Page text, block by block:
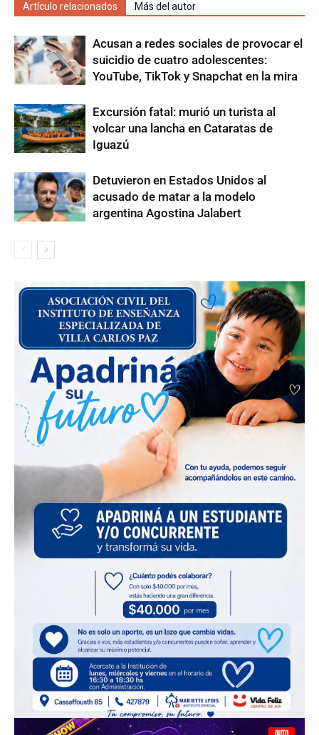
Artículo relacionados Más del autor
Acusan a redes sociales de provocar el
suicidio de cuatro adolescentes:
YouTube, TikTok y Snapchat en la mira
Excursión fatal: murió un turista al
volcar una lancha en Cataratas de
Iguazú
Detuvieron en Estados Unidos al
acusado de matar a la modelo
argentina Agostina Jalabert